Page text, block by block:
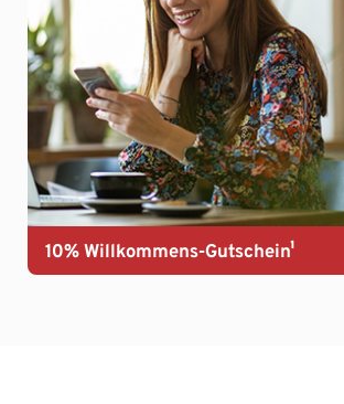
10% Willkommens-Gutschein¹